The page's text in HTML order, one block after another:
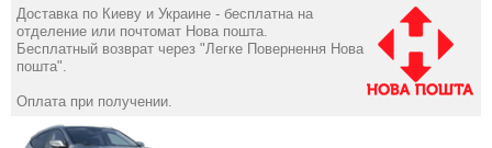
Доставка по Киеву и Украине - бесплатна на
отделение или почтомат Нова пошта.
Бесплатный возврат через "Легке Повернення Нова
пошта".
Оплата при получении.